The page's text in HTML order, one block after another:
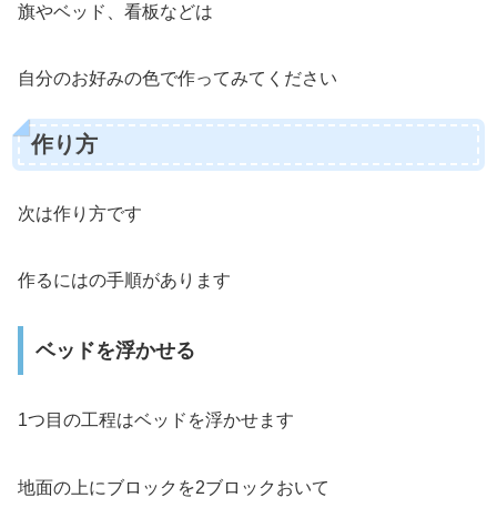
旗やベッド、看板などは
自分のお好みの色で作ってみてください
作り方
次は作り方です
作るにはの手順があります
ベッドを浮かせる
1つ目の工程はベッドを浮かせます
地面の上にブロックを2ブロックおいて